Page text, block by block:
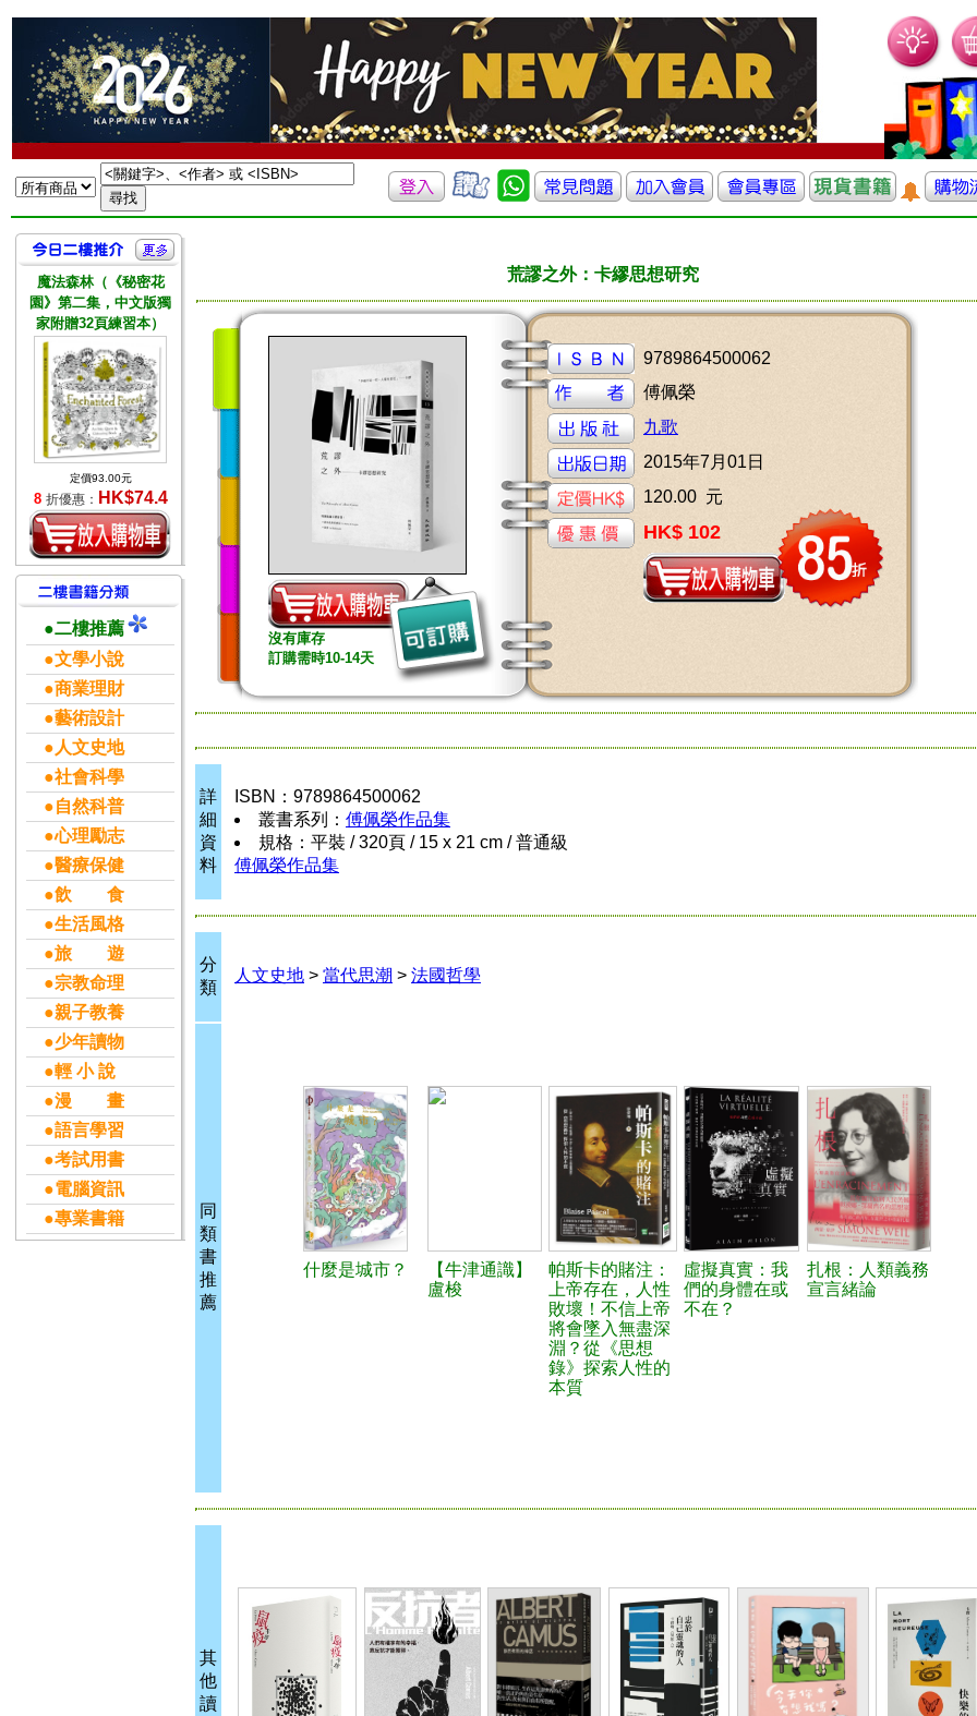
魔法森林（《秘密花
園》第二集，中文版獨
家附贈32頁練習本）
定價93.00元
8 折優惠： HK$74.4
●二樓推薦
●文學小說
●商業理財
●藝術設計
●人文史地
●社會科學
●自然科普
●心理勵志
●醫療保健
●飲 食
●生活風格
●旅 遊
●宗教命理
●親子教養
●少年讀物
●輕 小 說
●漫 畫
●語言學習
●考試用書
●電腦資訊
●專業書籍
荒謬之外：卡繆思想研究
沒有庫存
訂購需時10-14天
9789864500062
傅佩榮
九歌
2015年7月01日
120.00 元
HK$ 102
詳
細
資
料
ISBN：9789864500062
叢書系列： 傅佩榮作品集
規格：平裝 / 320頁 / 15 x 21 cm / 普通級
傅佩榮作品集
分
類
人文史地 > 當代思潮 > 法國哲學
同
類
書
推
薦
什麼是城市？
【牛津通識】
盧梭
帕斯卡的賭注：
上帝存在，人性
敗壞！不信上帝
將會墜入無盡深
淵？從《思想
錄》探索人性的
本質
虛擬真實：我
們的身體在或
不在？
扎根：人類義務
宣言緒論
其
他
讀